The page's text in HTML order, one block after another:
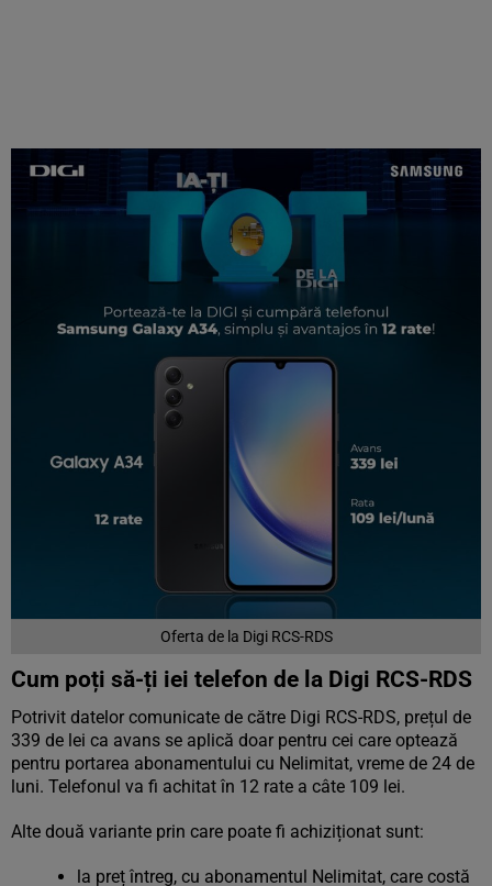
Oferta de la Digi RCS-RDS
Cum poți să-ți iei telefon de la Digi RCS-RDS
Potrivit datelor comunicate de către Digi RCS-RDS, prețul de
339 de lei ca avans se aplică doar pentru cei care optează
pentru portarea abonamentului cu Nelimitat, vreme de 24 de
luni. Telefonul va fi achitat în 12 rate a câte 109 lei.
Alte două variante prin care poate fi achiziționat sunt:
la preț întreg, cu abonamentul Nelimitat, care costă